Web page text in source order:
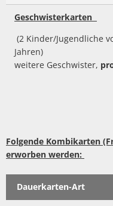
Geschwisterkarten
(2 Kinder/Jugendliche
weitere Geschwister,
Folgende Kombikarten
erworben werden:
Dauerkarten-Art